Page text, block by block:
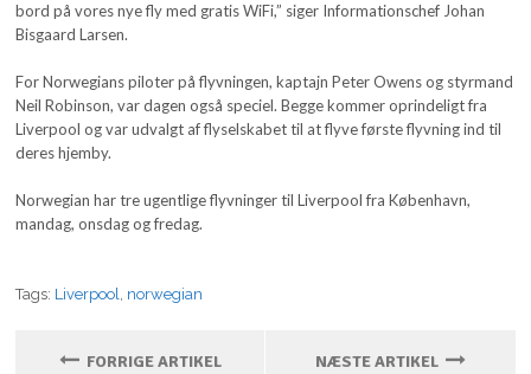
bord på vores nye fly med gratis WiFi,” siger Informationschef Johan
Bisgaard Larsen.
For Norwegians piloter på flyvningen, kaptajn Peter Owens og styrmand
Neil Robinson, var dagen også speciel. Begge kommer oprindeligt fra
Liverpool og var udvalgt af flyselskabet til at flyve første flyvning ind til
deres hjemby.
Norwegian har tre ugentlige flyvninger til Liverpool fra København,
mandag, onsdag og fredag.
Tags: Liverpool, norwegian
FORRIGE ARTIKEL NÆSTE ARTIKEL